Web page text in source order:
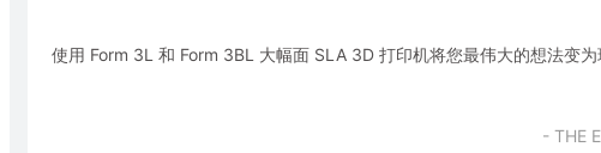
使用 Form 3L 和 Form 3BL 大幅面 SLA 3D 打印机将您最伟大的想法变
- THE